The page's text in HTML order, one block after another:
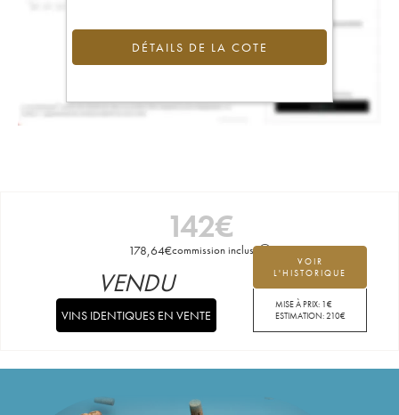
DÉTAILS DE LA COTE
142€
178,64€commission incluse
VOIR
L'HISTORIQUE
MISE À PRIX: 1€
ESTIMATION:210€
VENDU
VINS IDENTIQUES EN VENTE